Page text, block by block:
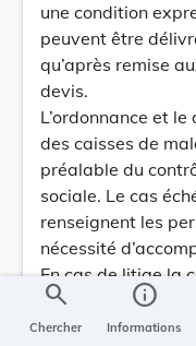
une condition
peuvent être
qu’après remise
devis.
L’ordonnance et
des caisses de
préalable du
sociale. Le cas
renseignent les
nécessité
En cas de litige la
information a été
II) L’alinéa 2 de
search
Chercher
info
Informations